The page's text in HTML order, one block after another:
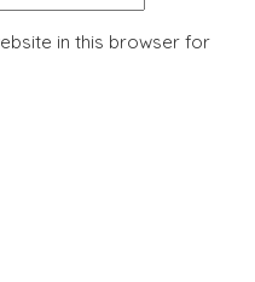
in this browser for